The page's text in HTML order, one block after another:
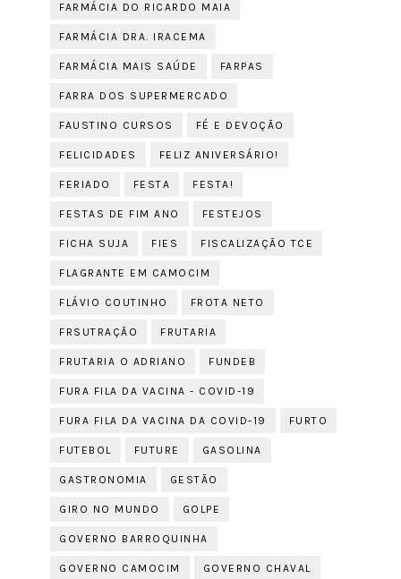
FARMÁCIA DO RICARDO MAIA
FARMÁCIA DRA. IRACEMA
FARMÁCIA MAIS SAÚDE FARPAS
FARRA DOS SUPERMERCADO
FAUSTINO CURSOS FÉ E DEVOÇÃO
FELICIDADES FELIZ ANIVERSÁRIO!
FERIADO FESTA FESTA!
FESTAS DE FIM ANO FESTEJOS
FICHA SUJA FIES FISCALIZAÇÃO TCE
FLAGRANTE EM CAMOCIM
FLÁVIO COUTINHO FROTA NETO
FRSUTRAÇÃO FRUTARIA
FRUTARIA O ADRIANO FUNDEB
FURA FILA DA VACINA - COVID-19
FURA FILA DA VACINA DA COVID-19 FURTO
FUTEBOL FUTURE GASOLINA
GASTRONOMIA GESTÃO
GIRO NO MUNDO GOLPE
GOVERNO BARROQUINHA
GOVERNO CAMOCIM GOVERNO CHAVAL